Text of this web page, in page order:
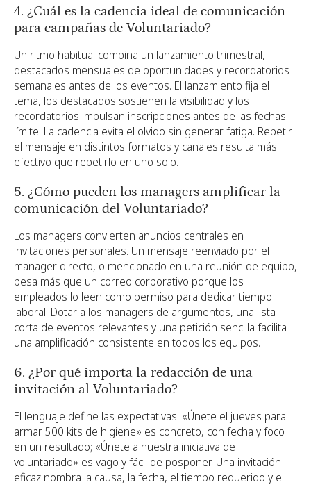
4. ¿Cuál es la cadencia ideal de comunicación
para campañas de Voluntariado?
Un ritmo habitual combina un lanzamiento trimestral,
destacados mensuales de oportunidades y recordatorios
semanales antes de los eventos. El lanzamiento fija el
tema, los destacados sostienen la visibilidad y los
recordatorios impulsan inscripciones antes de las fechas
límite. La cadencia evita el olvido sin generar fatiga. Repetir
el mensaje en distintos formatos y canales resulta más
efectivo que repetirlo en uno solo.
5. ¿Cómo pueden los managers amplificar la
comunicación del Voluntariado?
Los managers convierten anuncios centrales en
invitaciones personales. Un mensaje reenviado por el
manager directo, o mencionado en una reunión de equipo,
pesa más que un correo corporativo porque los
empleados lo leen como permiso para dedicar tiempo
laboral. Dotar a los managers de argumentos, una lista
corta de eventos relevantes y una petición sencilla facilita
una amplificación consistente en todos los equipos.
6. ¿Por qué importa la redacción de una
invitación al Voluntariado?
El lenguaje define las expectativas. «Únete el jueves para
armar 500 kits de higiene» es concreto, con fecha y foco
en un resultado; «Únete a nuestra iniciativa de
voluntariado» es vago y fácil de posponer. Una invitación
eficaz nombra la causa, la fecha, el tiempo requerido y el